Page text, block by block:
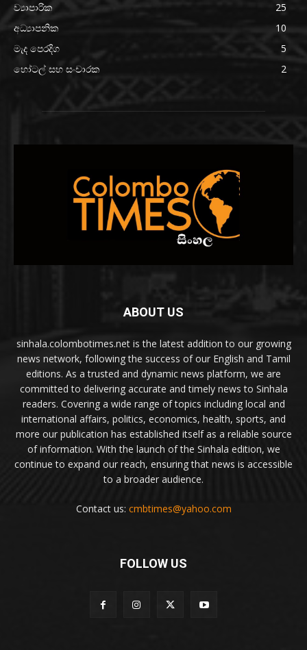
ව්‍යාපාරික
25
අධ්‍යාපනික
10
මැද පෙරදිග
5
හෝටල් සහ සංචාරක
2
ABOUT US
sinhala.colombotimes.net is the latest addition to our growing
news network, following the success of our English and Tamil
editions. As a trusted and dynamic news platform, we are
committed to delivering accurate and timely news to Sinhala
readers. Covering a wide range of topics including local and
international affairs, politics, economics, health, sports, and
more our publication has established itself as a reliable source
of information. With the launch of the Sinhala edition, we
continue to expand our reach, ensuring that news is accessible
to a broader audience.
Contact us: cmbtimes@yahoo.com
FOLLOW US